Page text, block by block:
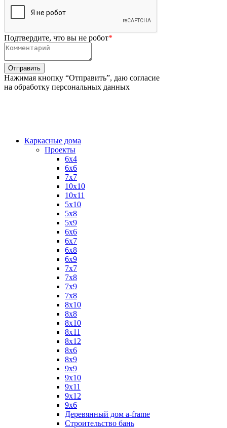
Подтвердите, что вы не робот*
Нажимая кнопку “Отправить”, даю согласие
на обработку персональных данных
Каркасные дома
Проекты
6х4
6х6
7х7
10х10
10х11
5х10
5х8
5х9
6x6
6x7
6x8
6x9
7x7
7x8
7x9
7х8
8x10
8x8
8х10
8х11
8х12
8х6
8х9
9x9
9х10
9х11
9х12
9х6
Деревянный дом a-frame
Строительство бань